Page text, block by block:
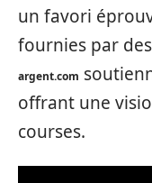
un favori
fournies par
argent.com
offrant une
courses.